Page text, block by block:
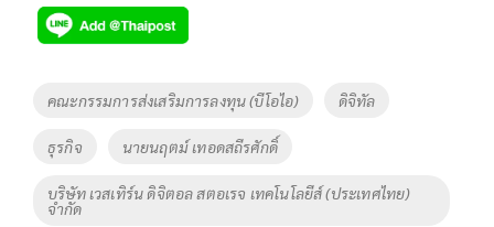
e
b
o
o
k
tt
er
p
y
Li
k
Tags
คณะกรรมการส่งเสริมการลงทุน (บีโอไอ) ดิจิทัล
ธุรกิจ นายนฤตม์ เทอดสถีรศักดิ์
บริษัท เวสเทิร์น ดิจิตอล สตอเรจ เทคโนโลยีส์ (ประเทศไทย)
จำกัด